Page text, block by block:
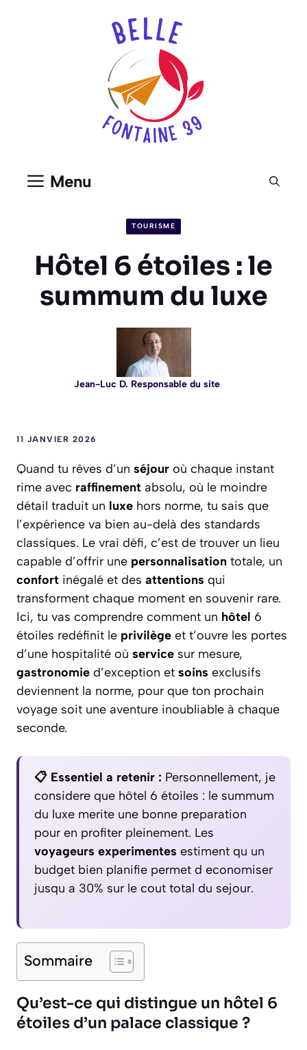
Menu
TOURISME
Hôtel 6 étoiles : le
summum du luxe
Jean-Luc D. Responsable du site
11 JANVIER 2026
Quand tu rêves d’un séjour où chaque instant
rime avec raffinement absolu, où le moindre
détail traduit un luxe hors norme, tu sais que
l’expérience va bien au-delà des standards
classiques. Le vrai défi, c’est de trouver un lieu
capable d’offrir une personnalisation totale, un
confort inégalé et des attentions qui
transforment chaque moment en souvenir rare.
Ici, tu vas comprendre comment un hôtel 6
étoiles redéfinit le privilège et t’ouvre les portes
d’une hospitalité où service sur mesure,
gastronomie d’exception et soins exclusifs
deviennent la norme, pour que ton prochain
voyage soit une aventure inoubliable à chaque
seconde.
📋 Essentiel a retenir : Personnellement, je
considere que hôtel 6 étoiles : le summum
du luxe merite une bonne preparation
pour en profiter pleinement. Les
voyageurs experimentes estiment qu un
budget bien planifie permet d economiser
jusqu a 30% sur le cout total du sejour.
Sommaire
Qu’est-ce qui distingue un hôtel 6
étoiles d’un palace classique ?